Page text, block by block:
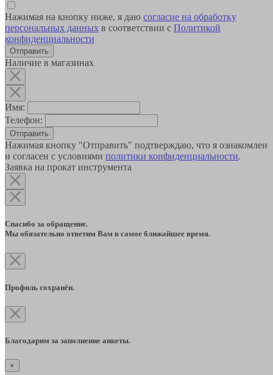
Нажимая на кнопку ниже, я даю согласие на обработку
персональных данных в соответствии с Политикой
конфиденциальности
Наличие в магазинах
Имя:
Телефон:
Отправить
Нажимая кнопку "Отправить" подтверждаю, что я ознакомлен
и согласен с условиями политики конфиденциальности.
Заявка на прокат инструмента
Спасибо за обращение.
Мы обязательно ответим Вам в самое ближайшее время.
Профиль сохранён.
Благодарим за заполнение анкеты.
×